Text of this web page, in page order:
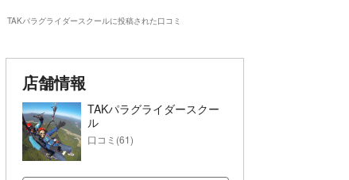
TAKパラグライダースクールに投稿された口コミ
店舗情報
TAKパラグライダースクー
ル
口コミ(61)